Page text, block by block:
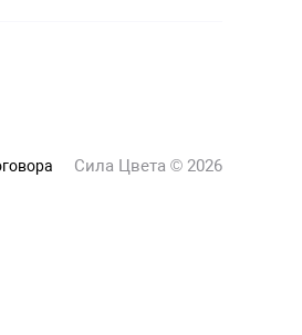
Сила Цвета © 2026